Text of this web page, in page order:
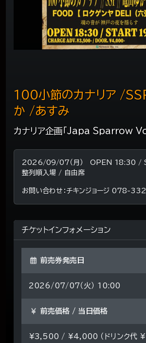
カナリア企画「Japa Sparrow
100小節のカナリア /
か /あすみ
2026/09/07（月） OPEN 18:30 /
整列順入場 / 自由席
お問い合わせ：チキンジョージ 078-
チケットインフォメーション
前売券発売日
2026/07/07（火） 10:00
前売価格 / 当日価格
¥3,500 / ¥4,000 （ドリンク代